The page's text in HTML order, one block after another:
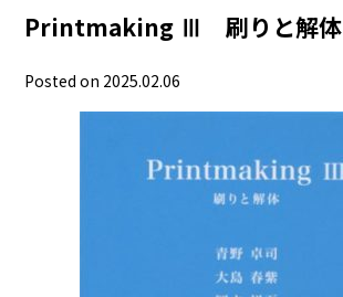
Printmaking Ⅲ 刷りと解体
Posted on 2025.02.06